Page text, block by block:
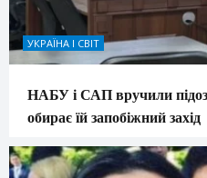
УКРАЇНА І СВІТ
НАБУ і САП вручили
обирає їй запобіжний захід